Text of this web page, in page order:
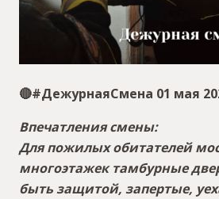
🔴#ДежурнаяСмена 01 мая
Впечатления смены:
Для пожилых обитателей
многоэтажек тамбурные
быть защитой, запертые,